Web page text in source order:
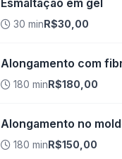
Esmaltação em gel
30 minR$30,00
Alongamento com
180 minR$180,00
Alongamento no
180 minR$150,00